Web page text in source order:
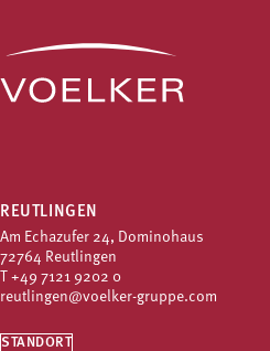
REUTLINGEN
Am Echazufer 24, Dominohaus
72764 Reutlingen
+49 7121 9202 0
reutlingen@voelker-gruppe.com
STANDORT